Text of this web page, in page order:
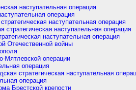
наступательная операция
операция
наступательная операция
стратегическая наступательная операция
наступательная операция
Отечественной войны
Мятлевской операции
операция
стратегическая наступательная
операция
Брестской крепости